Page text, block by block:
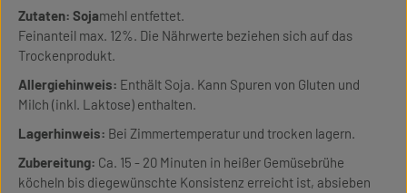
Zutaten: Sojamehl entfettet.
Feinanteil max. 12%. Die Nährwerte beziehen sich auf das
Trockenprodukt.
Allergiehinweis: Enthält Soja. Kann Spuren von Gluten und
Milch (inkl. Laktose) enthalten.
Lagerhinweis: Bei Zimmertemperatur und trocken lagern.
Zubereitung: Ca. 15 - 20 Minuten in heißer Gemüsebrühe
köcheln bis diegewünschte Konsistenz erreicht ist, absieben